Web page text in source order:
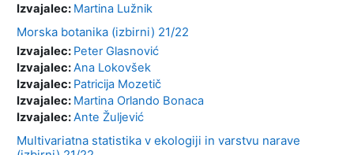
Izvajalec: Martina Lužnik
Morska botanika (izbirni) 21/22
Izvajalec: Peter Glasnović
Izvajalec:Ana Lokovšek
Izvajalec: Patricija Mozetič
Izvajalec: Martina Orlando Bonaca
Izvajalec:Ante Žuljević
Multivariatna statistika v ekologiji in varstvu narave